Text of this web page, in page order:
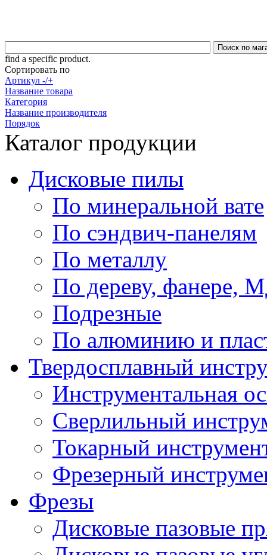
find a specific product.
Сортировать по
Артикул -/+
Название товара
Категория
Название производителя
Порядок
Каталог продукции
Дисковые пилы
По минеральной вате
По сэндвич-панелям
По металлу
По дереву,
Подрезные
По алюминию и
Твердосплавный
Инструментальная
Сверлильный
Токарный
Фрезерный
Фрезы
Дисковые пазовые